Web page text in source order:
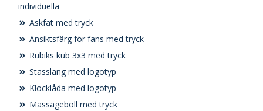
individuella
Askfat med tryck
Ansiktsfärg för fans med tryck
Rubiks kub 3x3 med tryck
Stasslang med logotyp
Klocklåda med logotyp
Massageboll med tryck